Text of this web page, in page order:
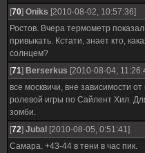
[70] Oniks [2010-08-02, 10:57:36]
Ростов. Вчера термометр
привыкать. Кстати, знает кто,
солнцем?
[71] Berserkus [2010-08-04,
все москвичи, вне зависимости
ролевой игры по Сайлент Хил.
зомби.
[72] Jubal [2010-08-05, 0:51:41]
Самара. +43-44 в тени в час пик.